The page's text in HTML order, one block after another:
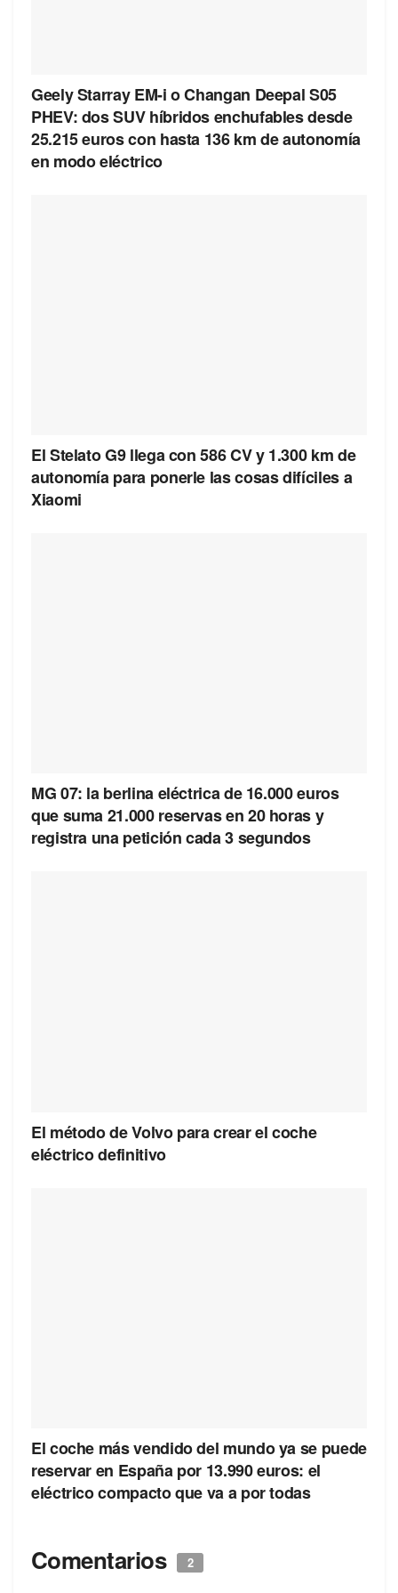
Geely Starray EM-i o Changan Deepal S05
PHEV: dos SUV híbridos enchufables desde
25.215 euros con hasta 136 km de autonomía
en modo eléctrico
El Stelato G9 llega con 586 CV y 1.300 km de
autonomía para ponerle las cosas difíciles a
Xiaomi
MG 07: la berlina eléctrica de 16.000 euros
que suma 21.000 reservas en 20 horas y
registra una petición cada 3 segundos
El método de Volvo para crear el coche
eléctrico definitivo
El coche más vendido del mundo ya se puede
reservar en España por 13.990 euros: el
eléctrico compacto que va a por todas
Comentarios 2